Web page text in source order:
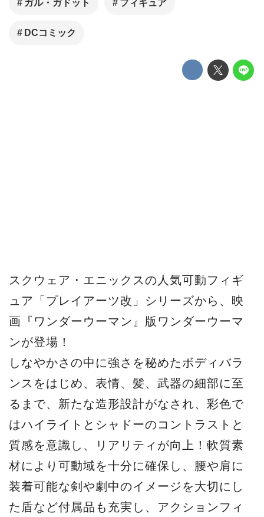
ガル・ガドット フィギュア
DCコミック
質感を意識し、リアリティが向上！軟質素
材により可動域を十分に確保し、腰や肩に
装着可能な剣や劇中のイメージを大切にし
た盾など付属品も充実し、アクションフィ
ギュアとして高いクオリティを誇る逸品！
■ 発売月：2017年4月
■ 付属パーツ：縄、剣、盾、付け替え手
x4、専用台座付属
■ スケール：全高約27cm
■ 価格：14,800円（税抜）